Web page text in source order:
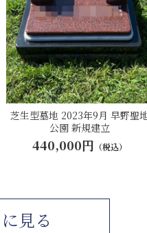
芝生型墓地 2023年9月 早野聖
公園 新規建立
440,000円 （税込）
見る